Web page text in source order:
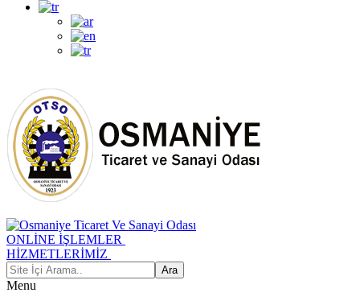
ONLİNE İŞLEMLER
HİZMETLERİMİZ
Menu